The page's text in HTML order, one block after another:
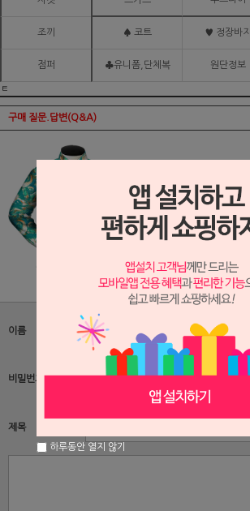
조끼 ♠ 코트 ♥ 정장바지
점퍼 ♣유니폼,단체복 원단정보
ㅌ
구매 질문.답변(Q&A)
(DS170310) 인견 셔츠
이름
비밀번호
제목
하루동안 열지 않기